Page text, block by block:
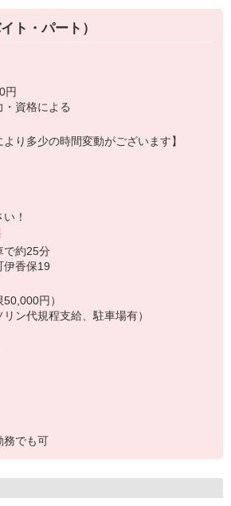
収、掃除機かけ
げ、トイレ、洗面、内風呂など水回りの清
団敷き（シーツ敷き）仕上げ等を行いま
だくので負担も少なく勤務いただけます◎
ト・パート）
円
資格による
より多少の時間変動がございます】
！
で約25分
伊香保19
円）
ン代規程支給、駐車場有）
務でも可